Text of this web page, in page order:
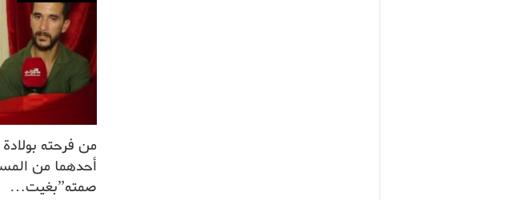
من فرحته
أحدهما من
صمته”بغيت…